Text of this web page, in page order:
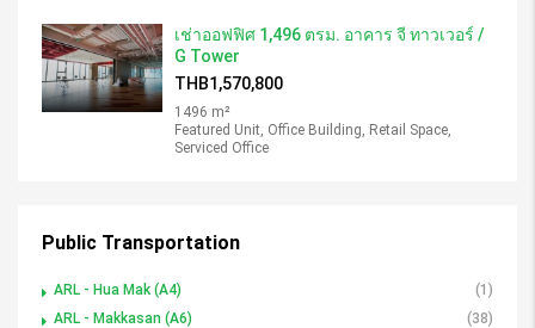
เช่าออฟฟิศ 1,496 ตรม. อาคาร จี ทาวเวอร์ /
G Tower
THB1,570,800
1496 m²
Featured Unit, Office Building, Retail Space,
Serviced Office
Public Transportation
ARL - Hua Mak (A4)
(1)
ARL - Makkasan (A6)
(38)